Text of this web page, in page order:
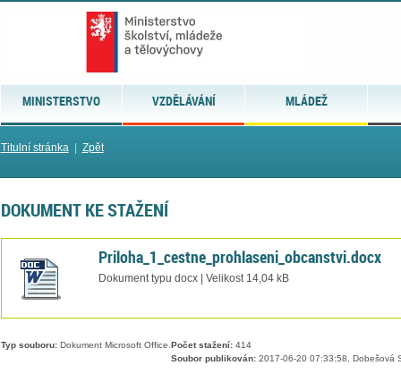
MINISTERSTVO VZDĚLÁVÁNÍ MLÁDEŽ
Titulní stránka| Zpět
DOKUMENT KE STAŽENÍ
Priloha_1_cestne_prohlaseni_obcanstvi.docx
Dokument typu docx | Velikost 14,04 kB
Typ souboru:Dokument Microsoft Office. Počet stažení:414
Soubor publikován:2017-06-20 07:33:58, Dobešová